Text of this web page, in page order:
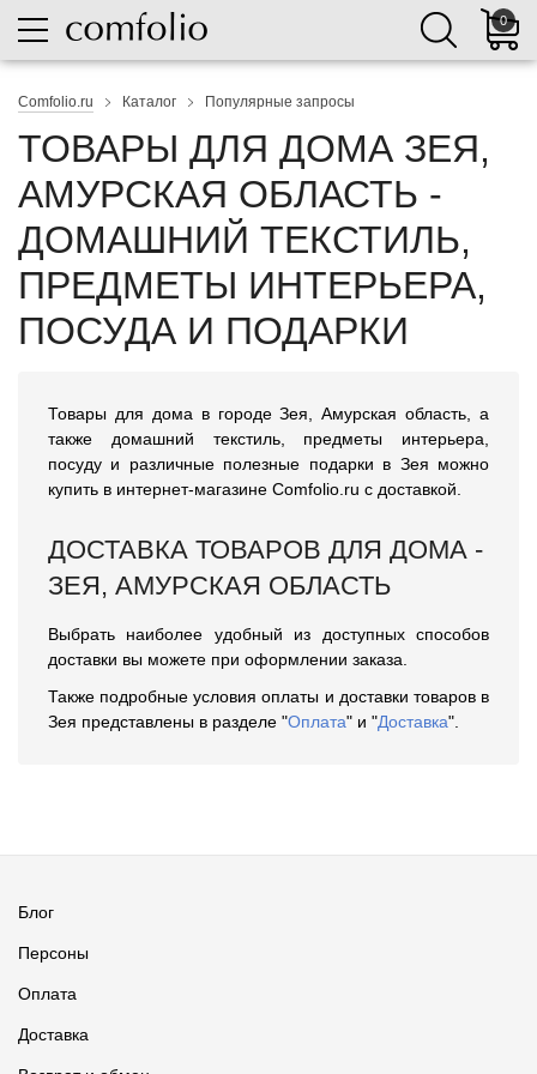
0
Comfolio.ru Каталог Популярные запросы
ТОВАРЫ ДЛЯ ДОМА ЗЕЯ,
АМУРСКАЯ ОБЛАСТЬ -
ДОМАШНИЙ ТЕКСТИЛЬ,
ПРЕДМЕТЫ ИНТЕРЬЕРА,
ПОСУДА И ПОДАРКИ
Товары для дома в городе Зея, Амурская область, а
также домашний текстиль, предметы интерьера,
посуду и различные полезные подарки в Зея можно
купить в интернет-магазине Comfolio.ru с доставкой.
ДОСТАВКА ТОВАРОВ ДЛЯ ДОМА -
ЗЕЯ, АМУРСКАЯ ОБЛАСТЬ
Выбрать наиболее удобный из доступных способов
доставки вы можете при оформлении заказа.
Также подробные условия оплаты и доставки товаров в
Зея представлены в разделе "Оплата" и "Доставка".
Блог
Персоны
Оплата
Доставка